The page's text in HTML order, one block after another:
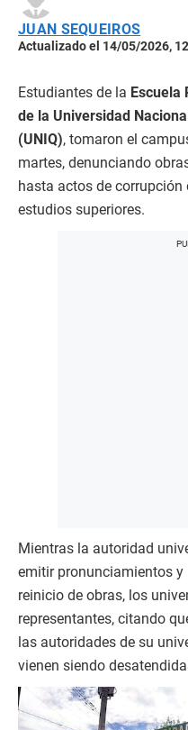
JUAN SEQUEIROS
Actualizado el 14/05/2026,
Estudiantes de la Escuela
de la Universidad
(UNIQ), tomaron el
martes, denunciando
hasta actos de
estudios superiores.
Mientras la autoridad
emitir pronunciamientos
reinicio de obras, los
representantes, citando
las autoridades de su
vienen siendo